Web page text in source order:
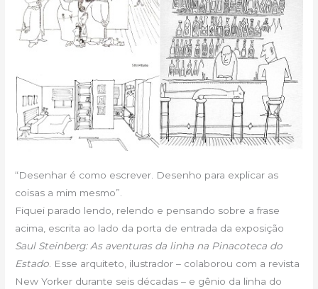
“Desenhar é como escrever. Desenho para explicar as
coisas a mim mesmo”.
Fiquei parado lendo, relendo e pensando sobre a frase
acima, escrita ao lado da porta de entrada da exposição
Saul Steinberg: As aventuras da linha na Pinacoteca do
Estado . Esse arquiteto, ilustrador – colaborou com a revista
New Yorker durante seis décadas – e gênio da linha do